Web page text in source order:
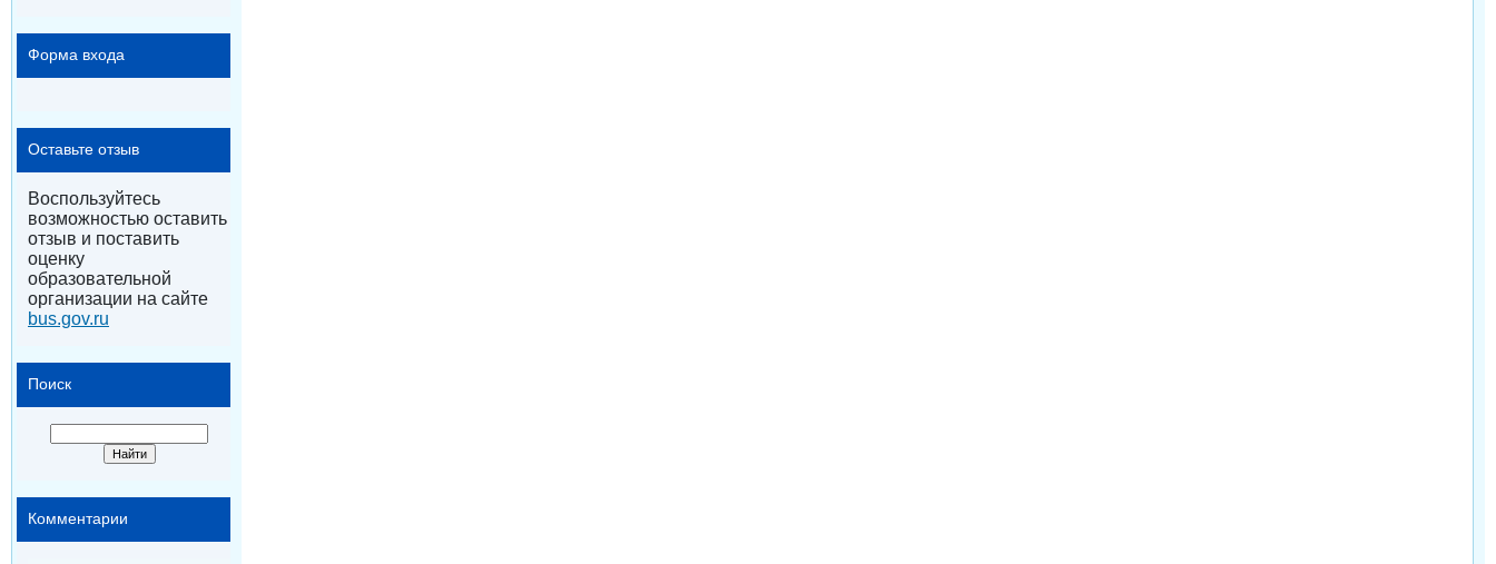
Форма входа
Оставьте отзыв
Воспользуйтесь
возможностью оставить
отзыв и поставить
оценку
образовательной
организации на сайте
bus.gov.ru
Поиск
Комментарии